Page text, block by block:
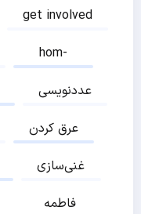
get involved
hom-
عددنویسی
عرق کردن
غنی‌سازی
فاطمه